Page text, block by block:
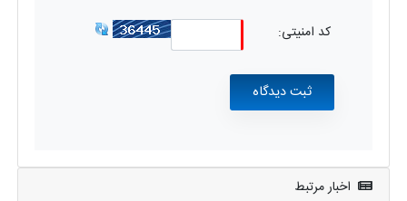
کد امنیتی:
اخبار مرتبط